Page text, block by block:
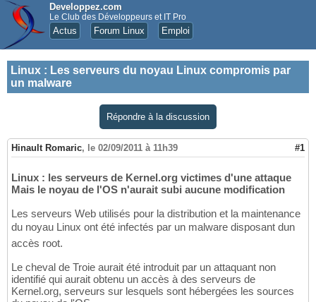
Developpez.com
Le Club des Développeurs et IT Pro
Actus Forum Linux Emploi
Linux : Les serveurs du noyau Linux compromis par
un malware
Répondre à la discussion
Hinault Romaric, le 02/09/2011 à 11h39 #1
Linux : les serveurs de Kernel.org victimes d'une attaque
Mais le noyau de l'OS n'aurait subi aucune modification
Les serveurs Web utilisés pour la distribution et la maintenance
du noyau Linux ont été infectés par un malware disposant dun
accès root.
Le cheval de Troie aurait été introduit par un attaquant non
identifié qui aurait obtenu un accès à des serveurs de
Kernel.org, serveurs sur lesquels sont hébergées les sources